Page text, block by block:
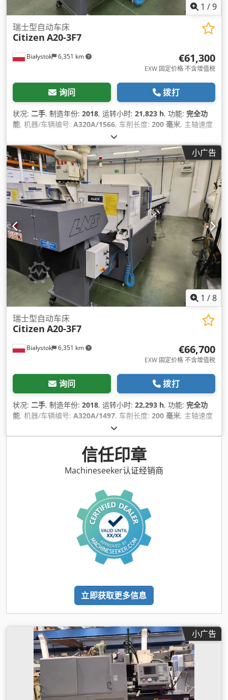
1 /9
Białystok 6,351 km
瑞士型自动车床
Citizen A20-3F7
€61,300
EXW 固定价格 不含增值税
询问 拨打
状况: 二手, 制造年份: 2018, 运转小时: 21,823 h, 功能: 完全功
能, 机器/车辆编号: A320A/1566, 车削长度: 200 毫米, 主轴速度
, 车削直径:
最大转速:10,000 转/分, 输入电流类型:三相, 工作长度:330 毫
米, 输入电压:200 V, 功率:7.1 千瓦 (9.65 马力), 小广告
1 /8
Białystok 6,351 km
瑞士型自动车床
Citizen A20-3F7
€66,700
EXW 固定价格 不含增值税
询问 拨打
状况: 二手, 制造年份: 2018, 运转小时: 22,293 h, 功能: 完全功
能, 机器/车辆编号: A320A/1497, 车削长度: 200 毫米, 主轴速度
, 车削直径:
最大转速:10,000 转/分, 输入电流类型:三相, 工作长度:200 毫
, 功率: 7.1 千瓦 (9.65 马力)
信任印章
Machineseeker认证经销商
立即获取更多信息
小广告